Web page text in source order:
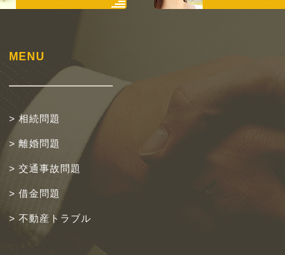
MENU
> 相続問題
> 離婚問題
> 交通事故問題
> 借金問題
> 不動産トラブル